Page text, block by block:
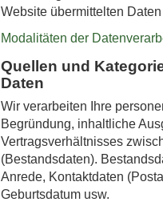
Website übermittelten
Modalitäten der
Quellen und
Daten
Wir verarbeiten Ihre
Begründung, inhaltliche
Vertragsverhältnisses
(Bestandsdaten).
Anrede, Kontaktdaten
Geburts­datum usw.